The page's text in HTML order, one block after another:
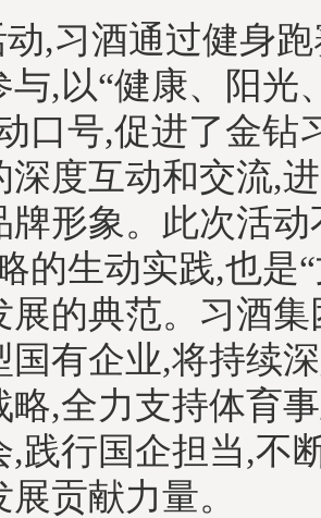
,习酒通过健身
与,以“健康、阳光
口号,促进了金钻
深度互动和交流,
牌形象。此次活动
的生动实践,也是
展的典范。习酒
国有企业,将持续
略,全力支持体育
,践行国企担当,不
贡献力量。